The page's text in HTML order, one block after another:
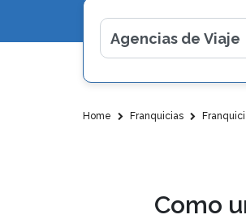
Home Franquicias
Como